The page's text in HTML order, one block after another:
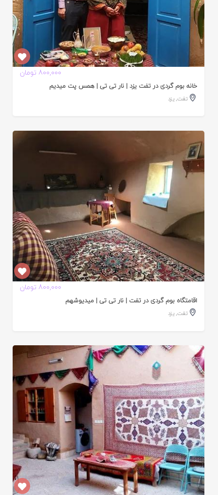
800,000 تومان
خانه بوم گردی در تفت یزد | نار تی تی | همس پت میدیم
تفت,یزد
800,000 تومان
اقامتگاه بوم گردی در تفت | نار تی تی | میدیوشهم
تفت,یزد